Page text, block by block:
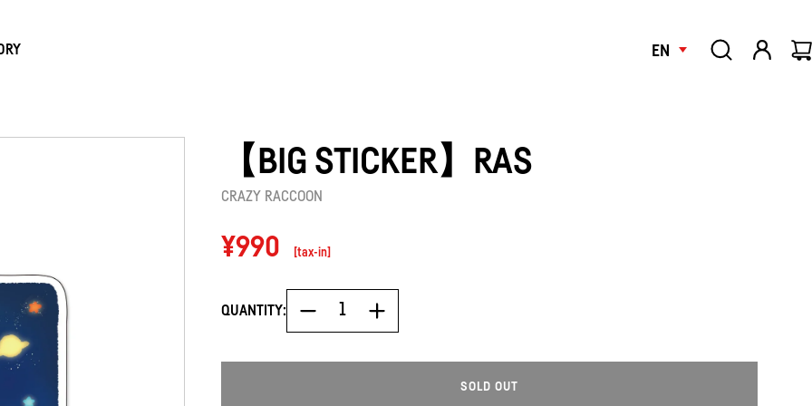
EN
【BIG STICKER】RAS
CRAZY RACCOON
Regular
¥990 [tax-in]
QUANTITY:
SOLD OUT